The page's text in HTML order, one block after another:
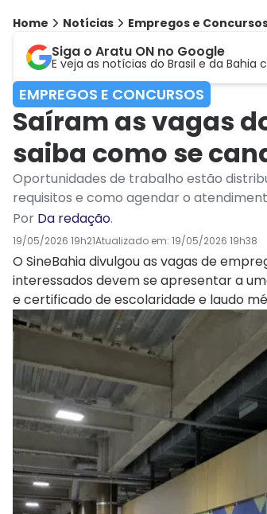
Home Notícias Empregos e
Siga o Aratu ON no Google
E veja as notícias do Brasil e da Bahia
EMPREGOS E CONCURSOS
Saíram as vagas
saiba como se
Oportunidades de trabalho estão
requisitos e como agendar o
Por Da redação.
19/05/2026 19h21Atualizado em: 19/05/2026 19h38
O SineBahia divulgou as vagas de
interessados devem se apresentar a
e certificado de escolaridade e laudo